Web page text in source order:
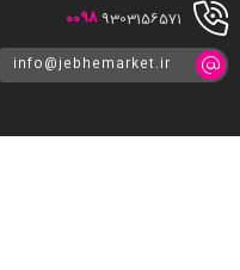
0098 9303156571
info@jebhemarket.ir